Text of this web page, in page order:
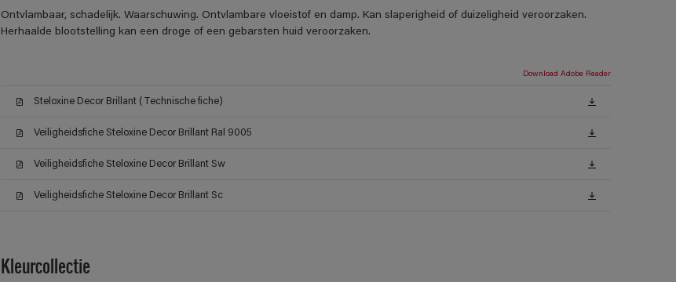
Ontvlambaar, schadelijk. Waarschuwing. Ontvlambare vloeistof en damp. Kan slaperigheid of duizeligheid veroorzaken.
Herhaalde blootstelling kan een droge of een gebarsten huid veroorzaken.
Download Adobe Reader
Steloxine Decor Brillant (Technische fiche)
Veiligheidsfiche Steloxine Decor Brillant Ral 9005
Veiligheidsfiche Steloxine Decor Brillant Sw
Veiligheidsfiche Steloxine Decor Brillant Sc
Kleurcollectie